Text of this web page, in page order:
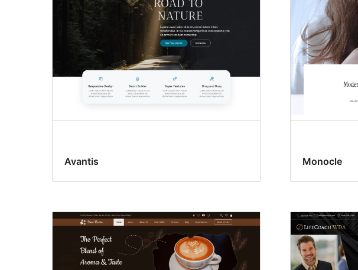
Avantis Monocle